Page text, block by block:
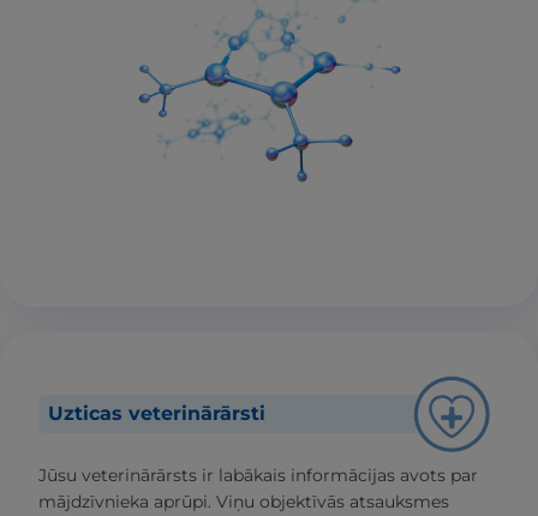
Uzticas veterinārārsti
Jūsu veterinārārsts ir labākais informācijas avots par
mājdzīvnieka aprūpi. Viņu objektīvās atsauksmes